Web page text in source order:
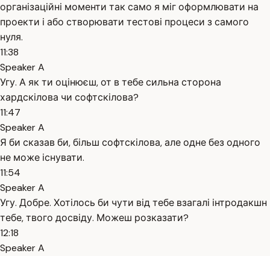
організаційні моменти так само я міг оформлювати на
проекти і або створювати тестові процеси з самого
нуля.
11:38
Speaker A
Угу. А як ти оцінюєш, от в тебе сильна сторона
хардскілова чи софтскілова?
11:47
Speaker A
Я би сказав би, більш софтскілова, але одне без одного
не може існувати.
11:54
Speaker A
Угу. Добре. Хотілось би чути від тебе взагалі інтродакшн
тебе, твого досвіду. Можеш розказати?
12:18
Speaker A